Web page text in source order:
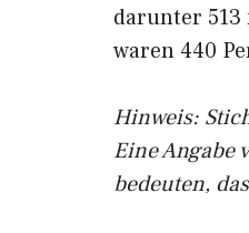
darunter 513
waren 440
Hinweis:
Eine Angabe
bedeuten,